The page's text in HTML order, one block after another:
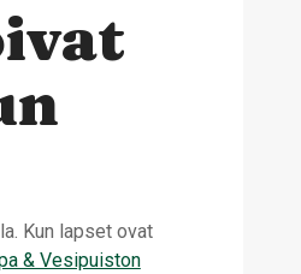
Kun lapset ovat
& Vesipuiston